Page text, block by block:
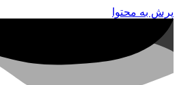
پرش به محتوا